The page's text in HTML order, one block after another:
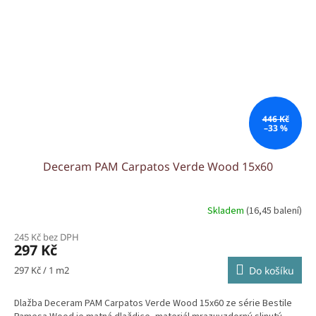
446 Kč
–33 %
Deceram PAM Carpatos Verde Wood 15x60
Skladem (16,45 balení)
245 Kč bez DPH
297 Kč
Měrná
297 Kč / 1 m2 Do košíku
Dlažba Deceram PAM Carpatos Verde Wood 15x60 ze série Bestile